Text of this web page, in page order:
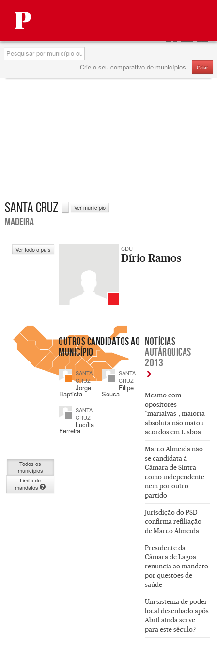
no
no
no
Pesquisa
Crie o seu comparativo de municípios
Criar
SANTA CRUZ Ver município
MADEIRA
Ver todo o país
Todos os
municípios
Limite de
mandatos
CDU
Dírio Ramos
OUTROS CANDIDATOS AO
MUNICÍPIO
SANTA
CRUZ
Jorge
Baptista
SANTA
CRUZ
Filipe
Sousa
SANTA
CRUZ
Lucília
Ferreira
NOTÍCIAS
AUTÁRQUICAS
2013
Mesmo com
opositores
“marialvas”, maioria
absoluta não matou
acordos em Lisboa
Marco Almeida não
se candidata à
Câmara de Sintra
como independente
nem por outro
partido
Jurisdição do PSD
confirma refiliação
de Marco Almeida
Presidente da
Câmara de Lagoa
renuncia ao mandato
por questões de
saúde
Um sistema de poder
local desenhado após
Abril ainda serve
para este século?